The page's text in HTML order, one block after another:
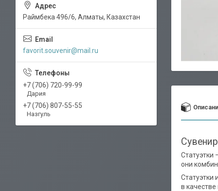
Статуэтки
они
Статуэтки
в
Раймбека 496/6, Алматы, Казахстан
favorit.souvenir@mail.ru
+7 (706) 720-99-99
Дария
+7 (706) 807-55-55
Назгуль